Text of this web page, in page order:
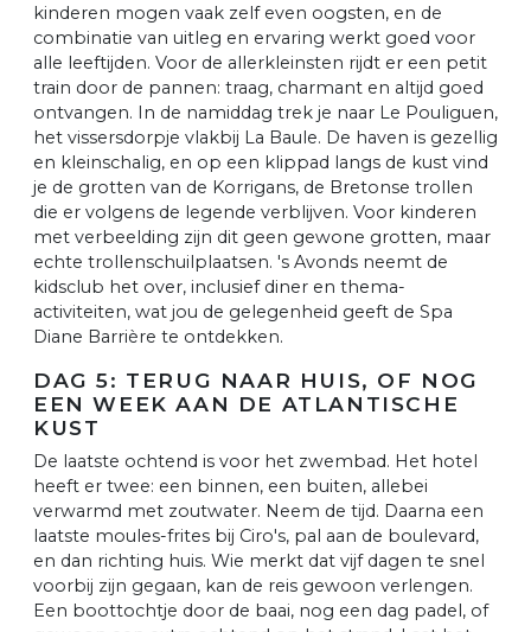
kinderen mogen vaak zelf even oogsten, en de
combinatie van uitleg en ervaring werkt goed voor
alle leeftijden. Voor de allerkleinsten rijdt er een petit
train door de pannen: traag, charmant en altijd goed
ontvangen. In de namiddag trek je naar Le Pouliguen,
het vissersdorpje vlakbij La Baule. De haven is gezellig
en kleinschalig, en op een klippad langs de kust vind
je de grotten van de Korrigans, de Bretonse trollen
die er volgens de legende verblijven. Voor kinderen
met verbeelding zijn dit geen gewone grotten, maar
echte trollenschuilplaatsen. 's Avonds neemt de
kidsclub het over, inclusief diner en thema-
activiteiten, wat jou de gelegenheid geeft de Spa
Diane Barrière te ontdekken.
DAG 5: TERUG NAAR HUIS, OF NOG
EEN WEEK AAN DE ATLANTISCHE
KUST
De laatste ochtend is voor het zwembad. Het hotel
heeft er twee: een binnen, een buiten, allebei
verwarmd met zoutwater. Neem de tijd. Daarna een
laatste moules-frites bij Ciro's, pal aan de boulevard,
en dan richting huis. Wie merkt dat vijf dagen te snel
voorbij zijn gegaan, kan de reis gewoon verlengen.
Een boottochtje door de baai, nog een dag padel, of